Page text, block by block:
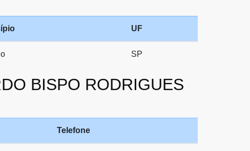
UF
SP
BISPO RODRIGUES
Telefone